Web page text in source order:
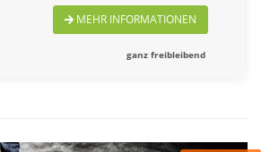
MEHR INFORMATIONEN
ganz freibleibend